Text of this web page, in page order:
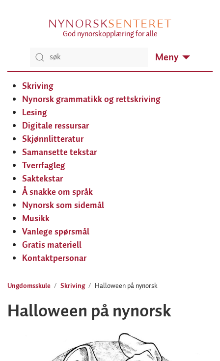
NYNORSKSENTERET
God nynorskopplæring for alle
Meny
Skriving
Nynorsk grammatikk og rettskriving
Lesing
Digitale ressursar
Skjønnlitteratur
Samansette tekstar
Tverrfagleg
Saktekstar
Å snakke om språk
Nynorsk som sidemål
Musikk
Vanlege spørsmål
Gratis materiell
Kontaktpersonar
Ungdomsskule Skriving Halloween på nynorsk
Halloween på nynorsk